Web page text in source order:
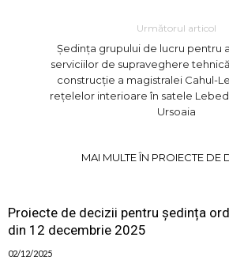
Următorul articol
Ședința grupului de lucru pentru
serviciilor de supraveghere
construcție a magistralei Cahul-
rețelelor interioare în satele
Ursoaia
MAI MULTE ÎN PROIECTE DE
Proiecte de decizii pentru ședința
din 12 decembrie 2025
02/12/2025